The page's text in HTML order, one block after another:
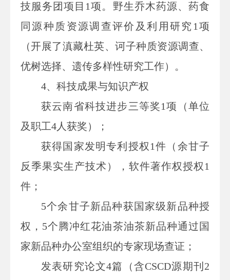
技服务团项目1项。野生乔木药源、药食
同源种质资源调查评价及利用研究1项
（开展了滇藏杜英、诃子种质资源调查、
优树选择、遗传多样性研究工作）。
4、科技成果与知识产权
获云南省科技进步三等奖1项（单位
及职工4人获奖）；
获得国家发明专利授权1件（余甘子
反季果实生产技术），软件著作权授权1
件；
5个余甘子新品种获国家级新品种授
权，5个腾冲红花油茶油茶新品种通过国
家新品种办公室组织的专家现场查证；
发表研究论文4篇（含CSCD源期刊2